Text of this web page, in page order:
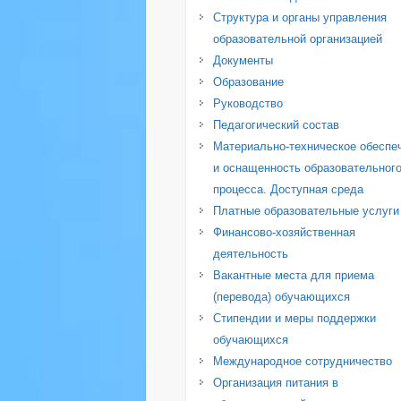
Структура и органы управления
образовательной организацией
Документы
Образование
Руководство
Педагогический состав
Материально-техническое
и оснащенность образовательного
процесса. Доступная среда
Платные образовательные услуги
Финансово-хозяйственная
деятельность
Вакантные места для приема
(перевода) обучающихся
Стипендии и меры поддержки
обучающихся
Международное сотрудничество
Организация питания в